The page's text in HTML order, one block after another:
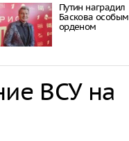
Путин наградил
Баскова особым
орденом
ВСУ на